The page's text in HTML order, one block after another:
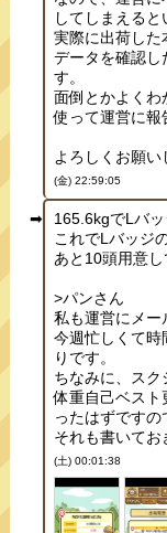
してしまえると
実際に出荷した
データを確認し
す。
面倒とかよくわ
使って運営に報
よろしくお願
(金) 22:59:05
165.6kgでLバッ
これでLバッジ
あと10頭用意し
>パンさん
私も運営にメー
今週忙しくて時
りです。
ちなみに、スク
体重自己ベスト
ったはずですの
それも書いて
(土) 00:01:38